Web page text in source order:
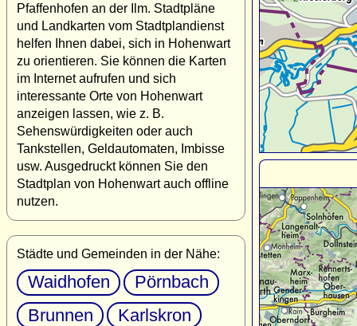
Pfaffenhofen an der Ilm. Stadtpläne
und Landkarten vom Stadtplandienst
helfen Ihnen dabei, sich in Hohenwart
zu orientieren. Sie können die Karten
im Internet aufrufen und sich
interessante Orte von Hohenwart
anzeigen lassen, wie z. B.
Sehenswürdigkeiten oder auch
Tankstellen, Geldautomaten, Imbisse
usw. Ausgedruckt können Sie den
Stadtplan von Hohenwart auch offline
nutzen.
Städte und Gemeinden in der Nähe:
Waidhofen
Pörnbach
Brunnen
Karlskron